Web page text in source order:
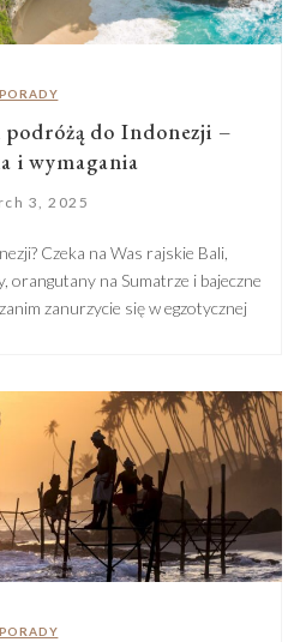
PORADY
podróżą do Indonezji –
i wymagania
3, 2025
Czeka na Was rajskie Bali,
orangutany na Sumatrze i bajeczne
zanurzycie się w egzotycznej
to nie znaczy, że temat
Tropikalny klimat i […]
PORADY